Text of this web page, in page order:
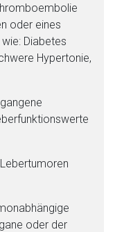
oder eines
Diabetes
Hypertonie,
oder der